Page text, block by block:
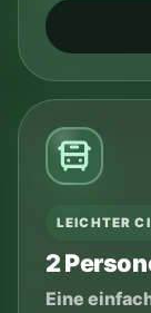
LEICHTER
2
Eine